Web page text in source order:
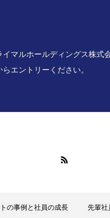
マルホールディングス株
エントリーください。
の事例と社員の成長 先輩社